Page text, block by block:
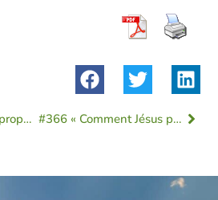
#364 « Jusqu’où un prophète de Jésus-Christ engage-t-il sa propre vie ? » #366 « Comment Jésus propose une liberté vécue dans l’Esprit Saint ? »